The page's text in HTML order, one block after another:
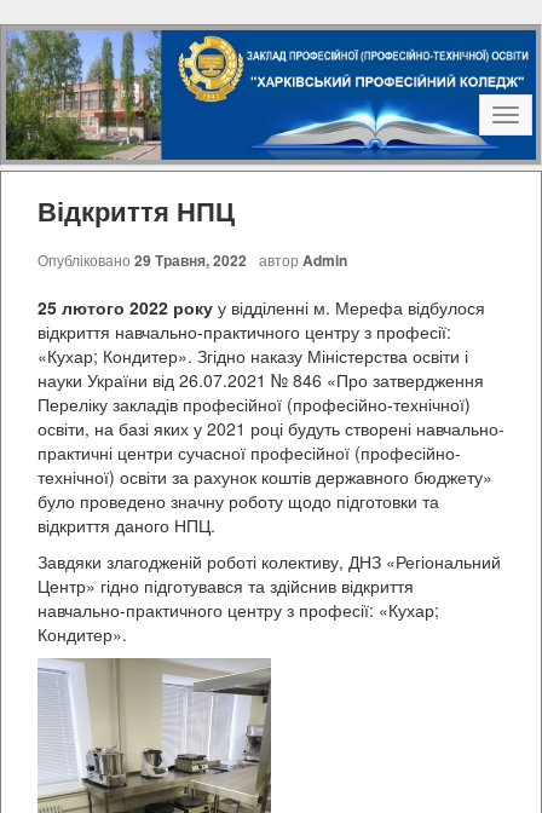
Відкриття НПЦ
Опубліковано 29 Травня, 2022 автор Admin
25 лютого 2022 року у відділенні м. Мерефа відбулося
відкриття навчально-практичного центру з професії:
«Кухар; Кондитер». Згідно наказу Міністерства освіти і
науки України від 26.07.2021 № 846 «Про затвердження
Переліку закладів професійної (професійно-технічної)
освіти, на базі яких у 2021 році будуть створені навчально-
практичні центри сучасної професійної (професійно-
технічної) освіти за рахунок коштів державного бюджету»
було проведено значну роботу щодо підготовки та
відкриття даного НПЦ.
Завдяки злагодженій роботі колективу, ДНЗ «Регіональний
Центр» гідно підготувався та здійснив відкриття
навчально-практичного центру з професії: «Кухар;
Кондитер».